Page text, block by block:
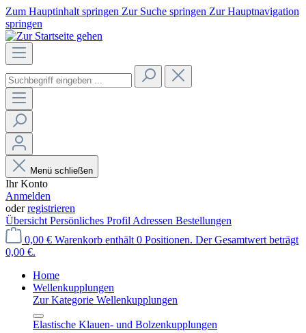
Zum Hauptinhalt springen Zur Suche springen Zur Hauptnavigation
springen
Menü schließen
Ihr Konto
Anmelden
oderregistrieren
Übersicht Persönliches Profil Adressen Bestellungen
0,00 € Warenkorb enthält 0 Positionen. Der Gesamtwert beträgt
0,00 €.
Home
Wellenkupplungen
Zur Kategorie Wellenkupplungen
Elastische Klauen- und Bolzenkupplungen